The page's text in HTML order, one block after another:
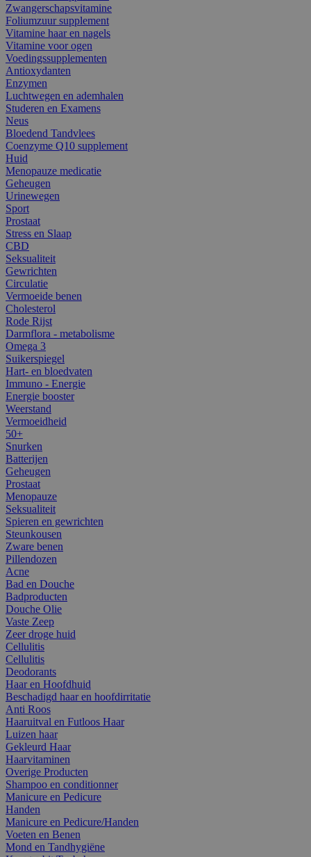
Zwangerschapsvitamine
Foliumzuur supplement
Vitamine haar en nagels
Vitamine voor ogen
Voedingssupplementen
Antioxydanten
Enzymen
Luchtwegen en ademhalen
Studeren en Examens
Neus
Bloedend Tandvlees
Coenzyme Q10 supplement
Huid
Menopauze medicatie
Geheugen
Urinewegen
Sport
Prostaat
Stress en Slaap
CBD
Seksualiteit
Gewrichten
Circulatie
Vermoeide benen
Cholesterol
Rode Rijst
Darmflora - metabolisme
Omega 3
Suikerspiegel
Hart- en bloedvaten
Immuno - Energie
Energie booster
Weerstand
Vermoeidheid
50+
Snurken
Batterijen
Geheugen
Prostaat
Menopauze
Seksualiteit
Spieren en gewrichten
Steunkousen
Zware benen
Pillendozen
Acne
Bad en Douche
Badproducten
Douche Olie
Vaste Zeep
Zeer droge huid
Cellulitis
Cellulitis
Deodorants
Haar en Hoofdhuid
Beschadigd haar en hoofdirritatie
Anti Roos
Haaruitval en Futloos Haar
Luizen haar
Gekleurd Haar
Haarvitaminen
Overige Producten
Shampoo en conditionner
Manicure en Pedicure
Handen
Manicure en Pedicure/Handen
Voeten en Benen
Mond en Tandhygiëne